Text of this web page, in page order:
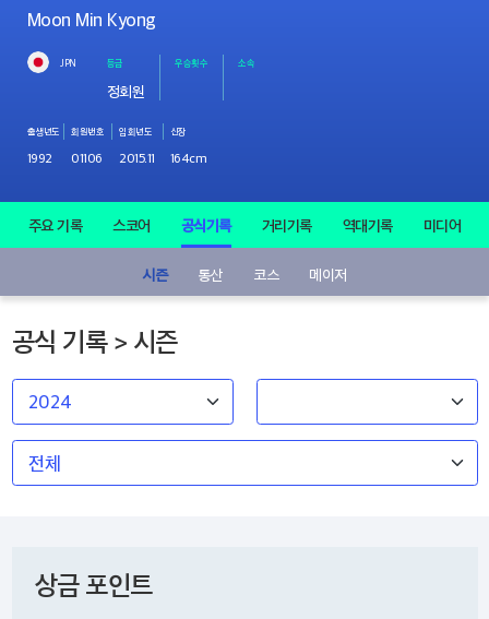
Moon Min Kyong
JPN 등급
정회원
우승횟수 소속
출생년도
1992
회원번호
01106
입회년도
2015.11
신장
164cm
주요 기록 스코어 공식기록 거리기록 역대기록 미디어
시즌 통산 코스 메이저
공식 기록 > 시즌
상금 포인트